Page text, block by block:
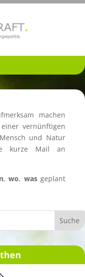
machen
vernünf­ti­gen
und Natur
kurze Mail an
,wo, wasgeplant